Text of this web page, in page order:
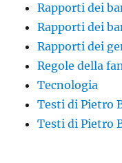
Rapporti dei
Rapporti dei
Rapporti dei
Regole della
Tecnologia
Testi di Pietro
Testi di Pietro